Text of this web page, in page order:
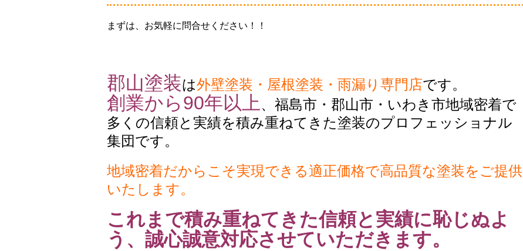
まずは、お気軽に問合せください！！
郡山塗装は外壁塗装・屋根塗装・雨漏り専門店です。
創業から90年以上 、福島市・郡山市・いわき市地域密着で
多くの信頼と実績を積み重ねてきた塗装のプロフェッショナル
集団です。
地域密着だからこそ実現できる適正価格で高品質な塗装をご提供
いたします。
これまで積み重ねてきた信頼と実績に恥じぬよ
う、誠心誠意対応させていただきます。